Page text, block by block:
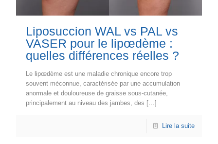
Liposuccion WAL vs PAL vs
VASER pour le lipœdème :
quelles différences réelles ?
Le lipœdème est une maladie chronique encore trop
souvent méconnue, caractérisée par une accumulation
anormale et douloureuse de graisse sous-cutanée,
principalement au niveau des jambes, des […]
Lire la suite